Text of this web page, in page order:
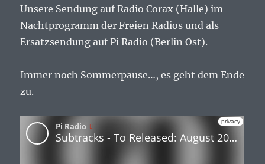
Unsere Sendung auf Radio Corax (Halle) im
Nachtprogramm der Freien Radios und als
Ersatzsendung auf Pi Radio (Berlin Ost).
Immer noch Sommerpause…, es geht dem Ende
zu.